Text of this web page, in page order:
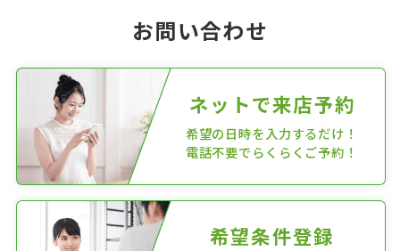
お問い合わせ
ネットで来店予約
希望の日時を入力するだけ！
電話不要でらくらくご予約！
希望条件登録